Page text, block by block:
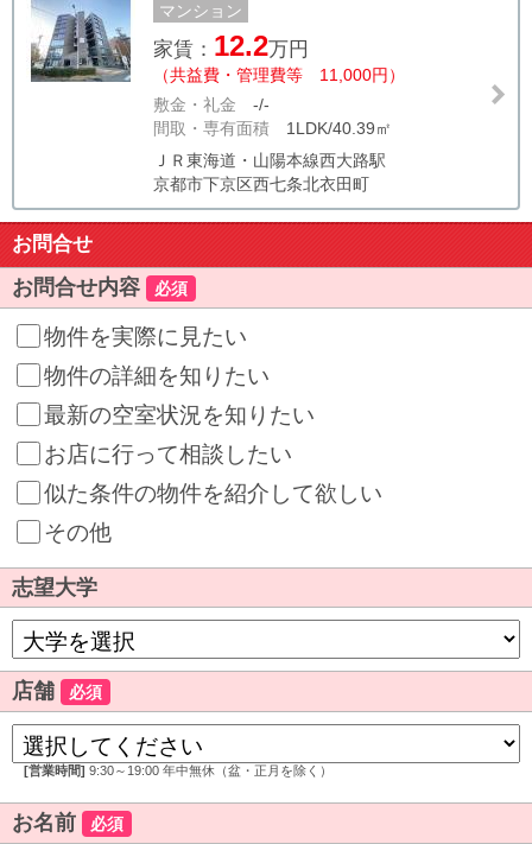
マンション
家賃： 12.2万円
（共益費・管理費等 11,000円）
敷金・礼金 -/-
間取・専有面積 1LDK/40.39㎡
ＪＲ東海道・山陽本線西大路駅
京都市下京区西七条北衣田町
お問合せ
お問合せ内容 必須
物件を実際に見たい
物件の詳細を知りたい
最新の空室状況を知りたい
お店に行って相談したい
似た条件の物件を紹介して欲しい
その他
志望大学
店舗 必須
[営業時間] 9:30～19:00 年中無休（盆・正月を除く）
お名前 必須